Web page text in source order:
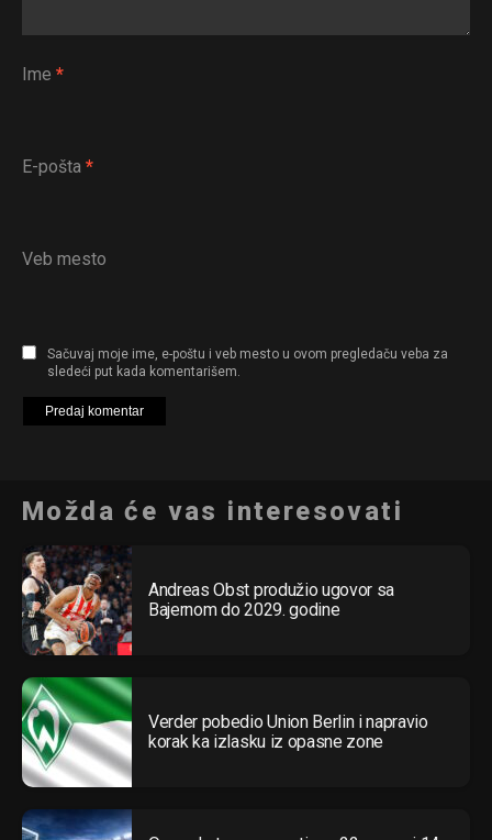
Ime *
E-pošta *
Veb mesto
Sačuvaj moje ime, e-poštu i veb mesto u ovom pregledaču veba za
sledeći put kada komentarišem.
Možda će vas interesovati
Andreas Obst produžio ugovor sa
Bajernom do 2029. godine
Verder pobedio Union Berlin i napravio
korak ka izlasku iz opasne zone